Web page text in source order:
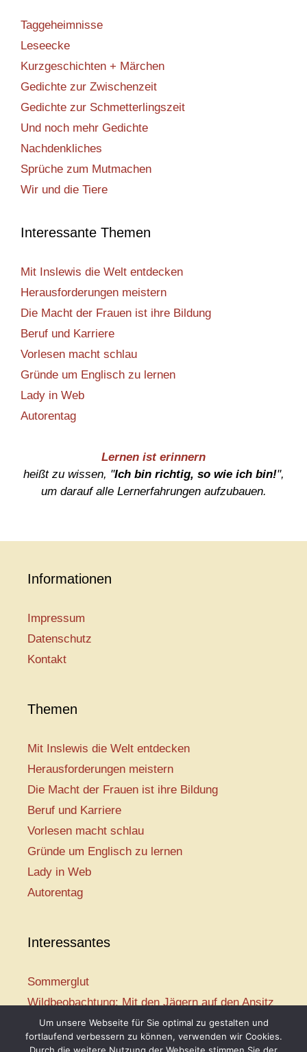
Taggeheimnisse
Leseecke
Kurzgeschichten + Märchen
Gedichte zur Zwischenzeit
Gedichte zur Schmetterlingszeit
Und noch mehr Gedichte
Nachdenkliches
Sprüche zum Mutmachen
Wir und die Tiere
Interessante Themen
Mit Inslewis die Welt entdecken
Herausforderungen meistern
Die Macht der Frauen ist ihre Bildung
Beruf und Karriere
Vorlesen macht schlau
Gründe um Englisch zu lernen
Lady in Web
Autorentag
Lernen ist erinnern
heißt zu wissen, "Ich bin richtig, so wie ich bin!",
um darauf alle Lernerfahrungen aufzubauen.
Informationen
Impressum
Datenschutz
Kontakt
Themen
Mit Inslewis die Welt entdecken
Herausforderungen meistern
Die Macht der Frauen ist ihre Bildung
Beruf und Karriere
Vorlesen macht schlau
Gründe um Englisch zu lernen
Lady in Web
Autorentag
Interessantes
Sommerglut
Wildbeobachtung: Mit den Jägern auf den Ansitz
Mir ist so heiß
Mission: Rettungsschwimmer
Um unsere Webseite für Sie optimal zu gestalten und
fortlaufend verbessern zu können, verwenden wir Cookies.